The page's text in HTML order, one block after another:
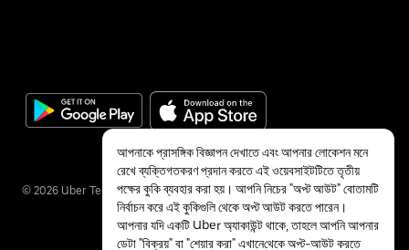
© 2026 Uber Technologies Inc.
আপনাকে প্রাসঙ্গিক বিজ্ঞাপন দেখাতে এবং আপনার লোকেশন মনে
রেখে ব্যক্তিগতকরণ প্রদান করতে এই ওয়েবসাইটটিতে তৃতীয়
পক্ষের কুকি ব্যবহার করা হয়। আপনি নিচের "অপ্ট আউট" বোতামটি
নির্বাচন করে এই কুকিগুলি থেকে অপ্ট আউট করতে পারেন।
আপনার যদি একটি Uber অ্যাকাউন্ট থাকে, তাহলে আপনি আপনার
ডেটা "বিক্রয়" বা "শেয়ার করা"এখানেথেকে অপ্ট-আউট করতে